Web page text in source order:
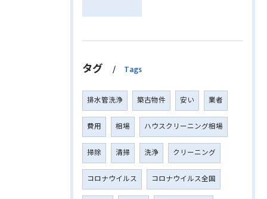
タグ Tags
排水管洗浄 築古物件 安い 業者
費用 相場 ハウスクリーニング相場
掃除 清掃 洗浄 クリーニング
コロナウイルス コロナウイルス全国